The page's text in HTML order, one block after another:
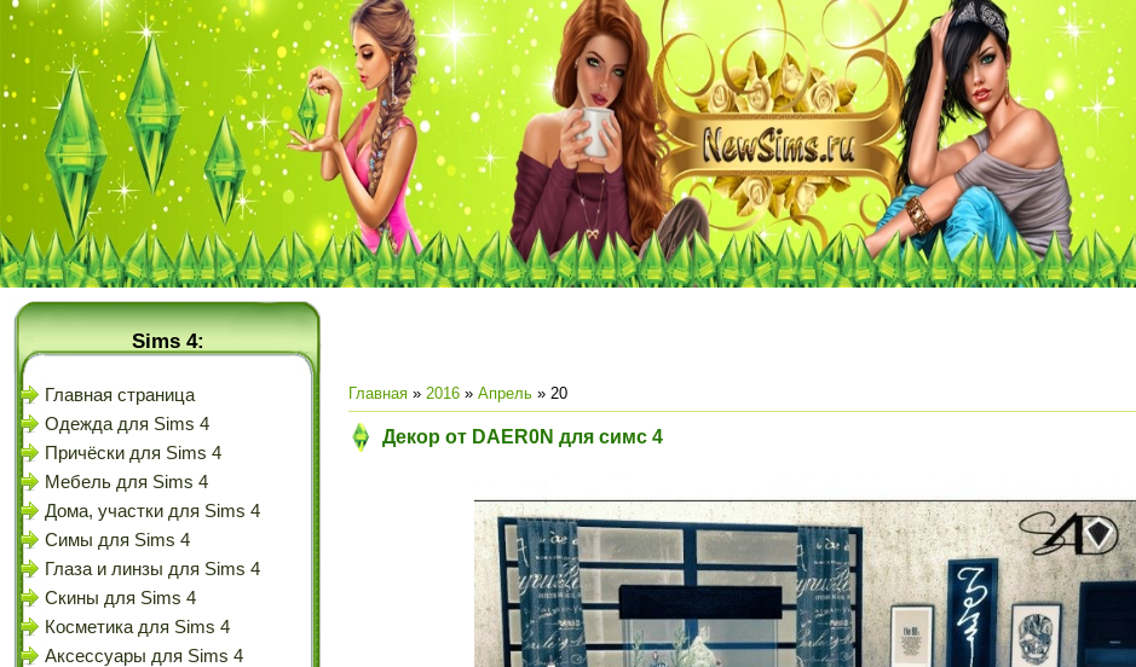
Sims 4:
Главная страница
Одежда для Sims 4
Причёски для Sims 4
Мебель для Sims 4
Дома, участки для Sims 4
Симы для Sims 4
Глаза и линзы для Sims 4
Скины для Sims 4
Косметика для Sims 4
Аксессуары для Sims 4
Главная » 2016 » Апрель » 20
Декор от DAER0N для симс 4